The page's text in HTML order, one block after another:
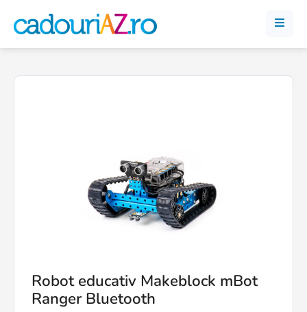
Robot educativ Makeblock mBot
Ranger Bluetooth